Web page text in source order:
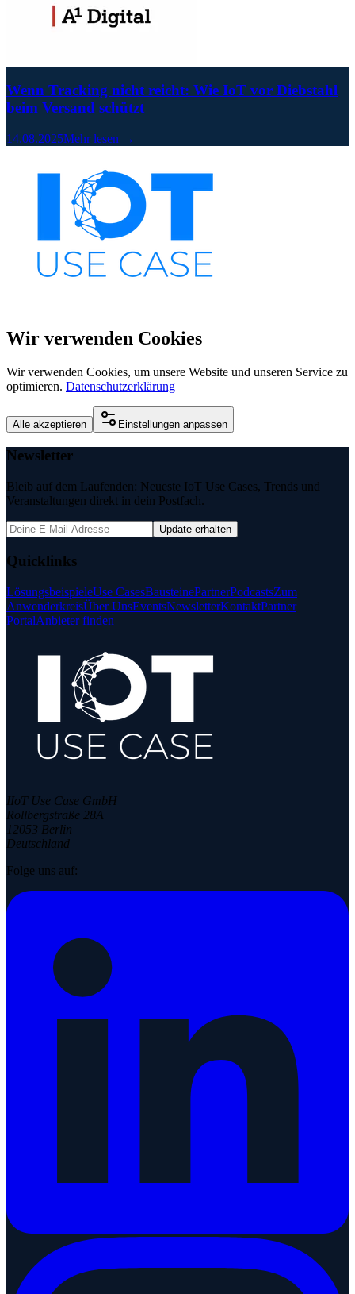
Wenn Tracking nicht reicht: Wie IoT vor Diebstahl
beim Versand schützt
14.08.2025Mehr lesen →
Wir verwenden Cookies
Wir verwenden Cookies, um unsere Website und unseren Service zu
optimieren. Datenschutzerklärung
Alle akzeptieren Einstellungen anpassen
Newsletter
Bleib auf dem Laufenden: Neueste IoT Use Cases, Trends und
Veranstaltungen direkt in dein Postfach.
Update erhalten
Quicklinks
LösungsbeispieleUse CasesBausteinePartnerPodcastsZum
AnwenderkreisÜber UnsEventsNewsletterKontaktPartner
PortalAnbieter finden
IIoT Use Case GmbH
Rollbergstraße 28A
12053 Berlin
Deutschland
Folge uns auf: